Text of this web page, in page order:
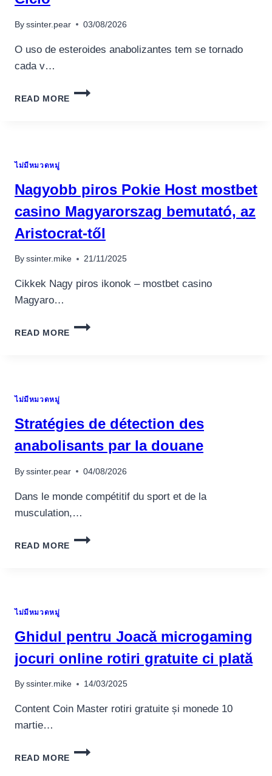
By ssinter.pear 03/08/2026
O uso de esteroides anabolizantes tem se tornado
cada v…
READ MORE
TREN
PRECISA
SABER
SOBRE
O
CICLO
ไม่มีหมวดหมู่
Nagyobb piros Pokie Host mostbet
casino Magyarorszag bemutató, az
Aristocrat-től
By ssinter.mike 21/11/2025
Cikkek Nagy piros ikonok – mostbet casino
Magyaro…
READ MORE
NAGYOBB
AZ
ARISTOCRAT-
TŐL
ไม่มีหมวดหมู่
Stratégies de détection des
anabolisants par la douane
By ssinter.pear 04/08/2026
Dans le monde compétitif du sport et de la
musculation,…
READ MORE
STRATÉGIES
ไม่มีหมวดหมู่
Ghidul pentru Joacă microgaming
jocuri online rotiri gratuite ci plată
By ssinter.mike 14/03/2025
Content Coin Master rotiri gratuite și monede 10
martie…
READ MORE
GHIDUL